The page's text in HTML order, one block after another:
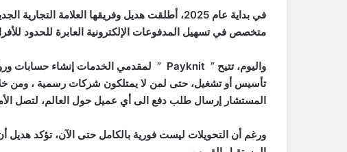
في بداية عام 2025، أطلقت هديل وفريقها العلامة التجارية الجديدة
متخصص في تسهيل المدفوعات الإلكترونية العابرة للحدود
واليوم، تتيح ” Payknit
” لمقدمي الخدمات إنشاء حسابات
تأسيس أو تشغيل، حتى لمن لا يمتلكون شركات رسمية ، ومن
المستشار إرسال طلب دفع الى أي عميل حول العالم، لتصل
ورغم أن التحويلات ليست فورية بالكامل حتى الآن، تؤكد